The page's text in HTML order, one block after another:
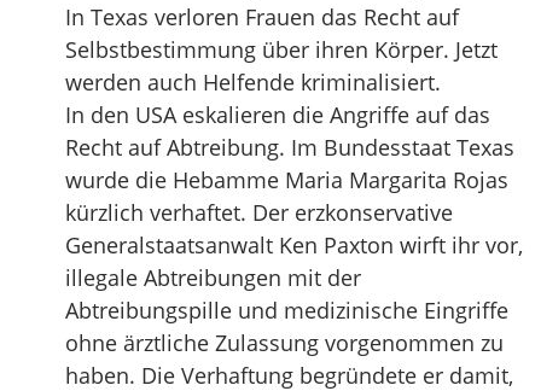
In Texas verloren Frauen das Recht auf
Selbstbestimmung über ihren Körper. Jetzt
werden auch Helfende kriminalisiert.
In den USA eskalieren die Angriffe auf das
Recht auf Abtreibung. Im Bundesstaat Texas
wurde die Hebamme Maria Margarita Rojas
kürzlich verhaftet. Der erzkonservative
Generalstaatsanwalt Ken Paxton wirft ihr vor,
illegale Abtreibungen mit der
Abtreibungspille und medizinische Eingriffe
ohne ärztliche Zulassung vorgenommen zu
haben. Die Verhaftung begründete er damit,